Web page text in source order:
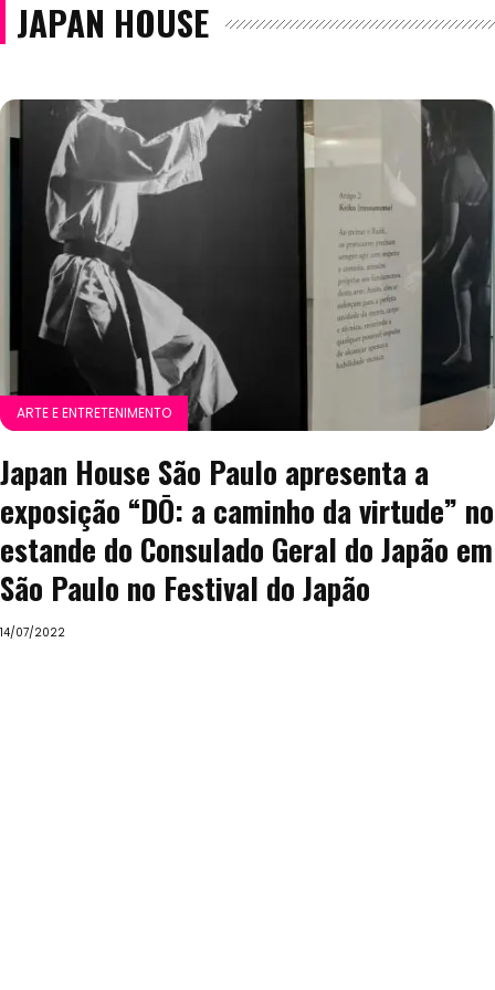
JAPAN HOUSE
ARTE E ENTRETENIMENTO
Japan House São Paulo apresenta a
exposição “DŌ: a caminho da virtude” no
estande do Consulado Geral do Japão em
São Paulo no Festival do Japão
14/07/2022